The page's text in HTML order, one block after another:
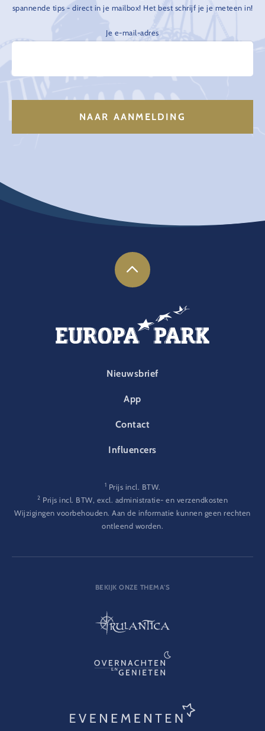
spannende tips - direct in je mailbox! Het best schrijf je je meteen in!
Je e-mail-adres
FOOTER-PARK
Nieuwsbrief
App
Contact
Influencers
1 Prijs incl. BTW.
2 Prijs incl. BTW, excl. administratie- en verzendkosten
Wijzigingen voorbehouden. Aan de informatie kunnen geen rechten
ontleend worden.
BEKIJK ONZE THEMA'S